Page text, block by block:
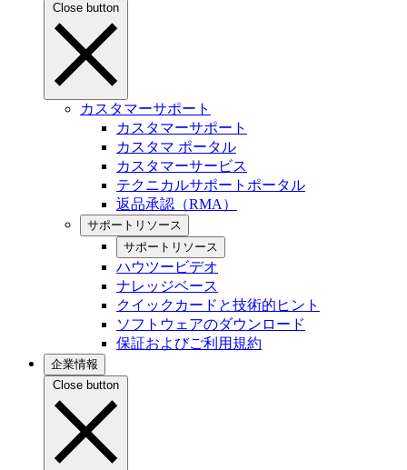
Close button
カスタマーサポート
カスタマーサポート
カスタマ ポータル
カスタマーサービス
テクニカルサポートポータル
返品承認（RMA）
サポートリソース
サポートリソース
ハウツービデオ
ナレッジベース
クイックカードと技術的ヒント
ソフトウェアのダウンロード
保証およびご利用規約
企業情報
Close button